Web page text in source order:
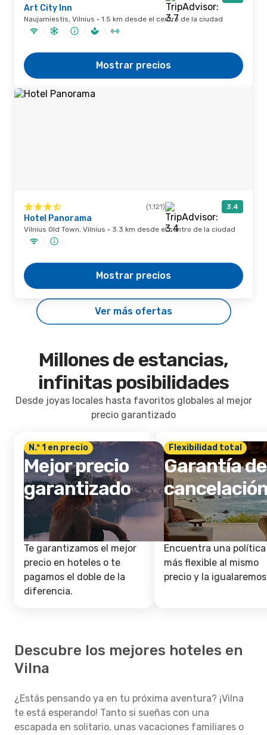
Art City Inn
Naujamiestis, Vilnius · 1.5 km desde el centro de la ciudad
Mostrar precios
(1,121) 3.4
Hotel Panorama
Vilnius Old Town, Vilnius · 3.3 km desde el centro de la ciudad
Mostrar precios
Ver más ofertas
Millones de estancias,
infinitas posibilidades
Desde joyas locales hasta favoritos globales al mejor
precio garantizado
N.º 1 en precio
Mejor precio
garantizado
Te garantizamos el mejor
precio en hoteles o te
pagamos el doble de la
diferencia.
Flexibilidad total
Garantía de
Encuentra una política
más flexible al mismo
precio y la
Descubre los mejores hoteles en
Vilna
¿Estás pensando ya en tu próxima aventura? ¡Vilna
te está esperando! Tanto si sueñas con una
escapada en solitario, unas vacaciones familiares o